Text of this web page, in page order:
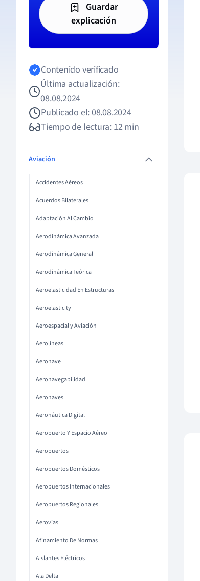
Guardar
explicación
Contenido verificado
Última actualización:
08.08.2024
Publicado el: 08.08.2024
Tiempo de lectura: 12 min
Aviación
Accidentes Aéreos
Acuerdos Bilaterales
Adaptación Al Cambio
Aerodinámica Avanzada
Aerodinámica General
Aerodinámica Teórica
Aeroelasticidad En Estructuras
Aeroelasticity
Aeroespacial y Aviación
Aerolíneas
Aeronave
Aeronavegabilidad
Aeronaves
Aeronáutica Digital
Aeropuerto Y Espacio Aéreo
Aeropuertos
Aeropuertos Domésticos
Aeropuertos Internacionales
Aeropuertos Regionales
Aerovías
Afinamiento De Normas
Aislantes Eléctricos
Ala Delta